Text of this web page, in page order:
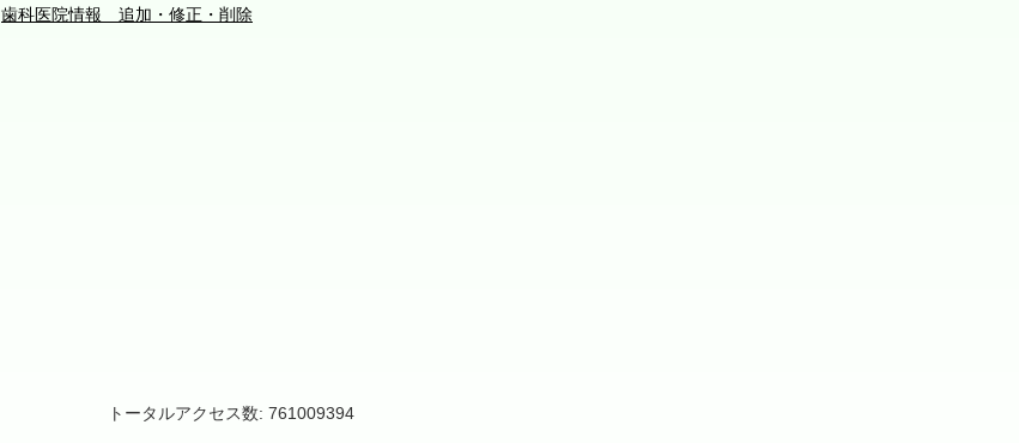
歯科医院情報 追加・修正・削除
トータルアクセス数: 761009394